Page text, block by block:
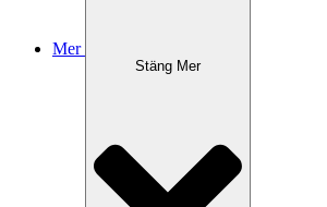
Mer
Stäng Mer